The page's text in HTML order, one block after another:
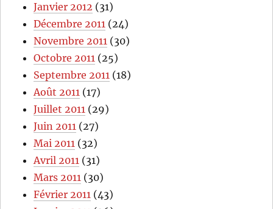
Janvier 2012 (31)
Décembre 2011 (24)
Novembre 2011 (30)
Octobre 2011 (25)
Septembre 2011 (18)
Août 2011 (17)
Juillet 2011 (29)
Juin 2011 (27)
Mai 2011 (32)
Avril 2011 (31)
Mars 2011 (30)
Février 2011 (43)